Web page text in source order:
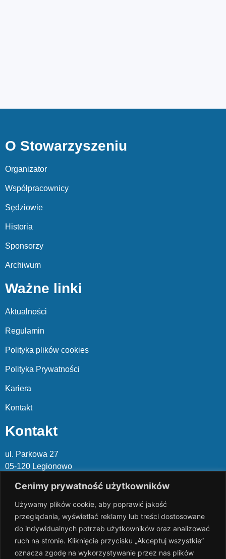
Cenimy prywatność użytkowników
Używamy plików cookie, aby poprawić jakość
przeglądania, wyświetlać reklamy lub treści dostosowane
do indywidualnych potrzeb użytkowników oraz analizować
ruch na stronie. Kliknięcie przycisku „Akceptuj wszystkie”
oznacza zgodę na wykorzystywanie przez nas plików
O Stowarzyszeniu
Organizator
Współpracownicy
Sędziowie
Historia
Sponsorzy
Archiwum
Ważne linki
Aktualności
Regulamin
Polityka plików cookies
Polityka Prywatności
Kariera
Kontakt
Kontakt
ul. Parkowa 27
05-120 Legionowo
Mail: slalp@slalp.com.pl
Telefon: 732 866 667 | 731 46 6 667
KRS 0000289744
NIP 536-183-07-25
REGON 141165648